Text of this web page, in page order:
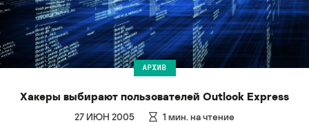
АРХИВ
Хакеры выбирают пользователей Outlook Express
27 ИЮН 2005 1 мин. на чтение